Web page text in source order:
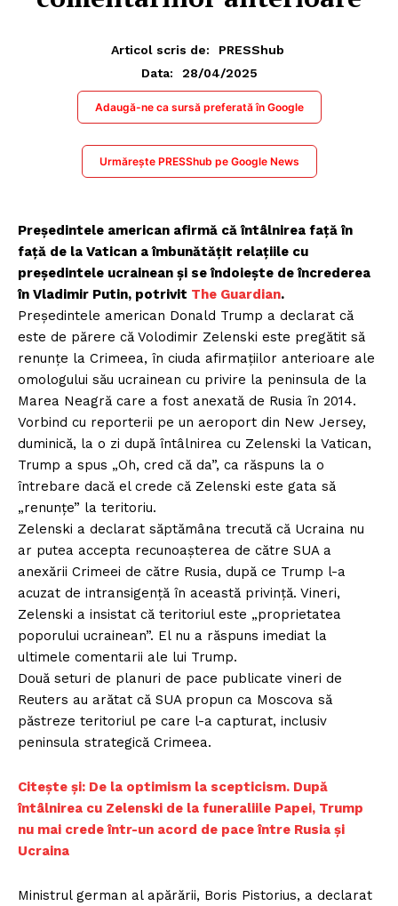
Articol scris de:
PRESShub
Data:
28/04/2025
Adaugă-ne ca sursă preferată în Google
Urmărește PRESShub pe Google News
Președintele american afirmă că întâlnirea față în
față de la Vatican a îmbunătățit relațiile cu
președintele ucrainean și se îndoiește de încrederea
în Vladimir Putin, potrivit The Guardian.
Președintele american Donald Trump a declarat că
este de părere că Volodimir Zelenski este pregătit să
renunțe la Crimeea, în ciuda afirmațiilor anterioare ale
omologului său ucrainean cu privire la peninsula de la
Marea Neagră care a fost anexată de Rusia în 2014.
Vorbind cu reporterii pe un aeroport din New Jersey,
duminică, la o zi după întâlnirea cu Zelenski la Vatican,
Trump a spus „Oh, cred că da”, ca răspuns la o
întrebare dacă el crede că Zelenski este gata să
„renunțe” la teritoriu.
Zelenski a declarat săptămâna trecută că Ucraina nu
ar putea accepta recunoașterea de către SUA a
anexării Crimeei de către Rusia, după ce Trump l-a
acuzat de intransigență în această privință. Vineri,
Zelenski a insistat că teritoriul este „proprietatea
poporului ucrainean”. El nu a răspuns imediat la
ultimele comentarii ale lui Trump.
Două seturi de planuri de pace publicate vineri de
Reuters au arătat că SUA propun ca Moscova să
păstreze teritoriul pe care l-a capturat, inclusiv
peninsula strategică Crimeea.
Citește și: De la optimism la scepticism. După
întâlnirea cu Zelenski de la funeraliile Papei, Trump
nu mai crede într-un acord de pace între Rusia și
Ucraina
Ministrul german al apărării, Boris Pistorius, a declarat